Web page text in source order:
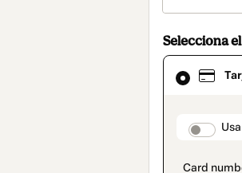
Selecciona
El
método
seleccionado